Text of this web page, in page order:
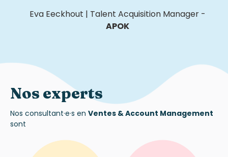
Eva Eeckhout | Talent Acquisition Manager -
APOK
Nos experts
Nos consultant·e·s en Ventes &Account Management
sont